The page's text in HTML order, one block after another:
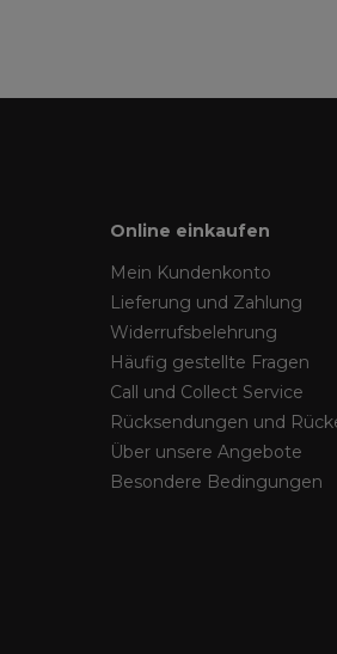
Online einkaufen
Mein Kundenkonto
Lieferung und Zahlung
Widerrufsbelehrung
Häufig gestellte Fragen
Call und Collect Service
Rücksendungen und
Über unsere Angebote
Besondere Bedingungen